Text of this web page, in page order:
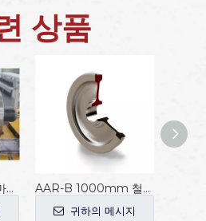
상품
36 ''중국에서 만든 마차 휠 세트 AAR-B 1000mm 철도 마차 바퀴
귀하의 메시지